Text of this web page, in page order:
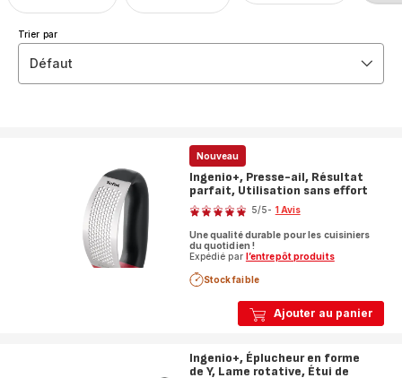
Trier par
Défaut
Ajouter au panier
Nouveau
Ingenio+, Presse-ail, Résultat
parfait, Utilisation sans effort
Note
5
étoiles
(moyenne)
5/5- 1 Avis
Une qualité durable pour les cuisiniers
du quotidien !
Expédié par l’entrepôt produits
Stock faible
Ingenio+, Éplucheur en forme
de Y, Lame rotative, Étui de